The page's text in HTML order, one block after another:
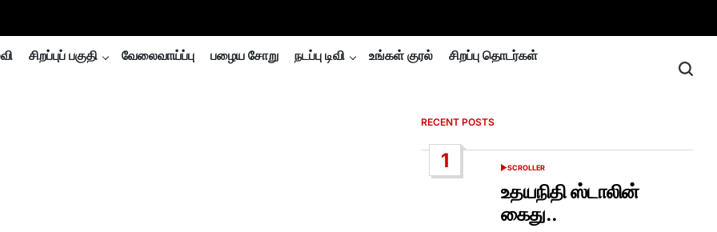
சிறப்புப் பகுதி வேலைவாய்ப்பு பழைய சோறு நடப்பு டிவி உங்கள் குரல் சிறப்பு தொடர்கள்
RECENT POSTS
1
POSTED
SCROLLER
உதயநிதி ஸ்டாலின்
கைது..